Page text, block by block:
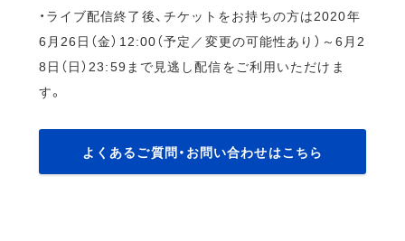
・ライブ配信終了後、チケットをお持ちの方は2020年
6月26日（金）12:00（予定／変更の可能性あり）～6月2
8日（日）23:59まで見逃し配信をご利用いただけま
す。
よくあるご質問・お問い合わせはこちら